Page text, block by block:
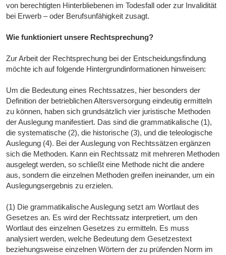
von berechtigten Hinterbliebenen im Todesfall oder zur Invalidität
bei Erwerb – oder Berufsunfähigkeit zusagt.
Wie funktioniert unsere Rechtsprechung?
Zur Arbeit der Rechtsprechung bei der Entscheidungsfindung
möchte ich auf folgende Hintergrundinformationen hinweisen:
Um die Bedeutung eines Rechtssatzes, hier besonders der
Definition der betrieblichen Altersversorgung eindeutig ermitteln
zu können, haben sich grundsätzlich vier juristische Methoden
der Auslegung manifestiert. Das sind die grammatikalische (1),
die systematische (2), die historische (3), und die teleologische
Auslegung (4). Bei der Auslegung von Rechtssätzen ergänzen
sich die Methoden. Kann ein Rechtssatz mit mehreren Methoden
ausgelegt werden, so schließt eine Methode nicht die andere
aus, sondern die einzelnen Methoden greifen ineinander, um ein
Auslegungsergebnis zu erzielen.
(1) Die grammatikalische Auslegung setzt am Wortlaut des
Gesetzes an. Es wird der Rechtssatz interpretiert, um den
Wortlaut des einzelnen Gesetzes zu ermitteln. Es muss
analysiert werden, welche Bedeutung dem Gesetzestext
beziehungsweise einzelnen Wörtern der zu prüfenden Norm im